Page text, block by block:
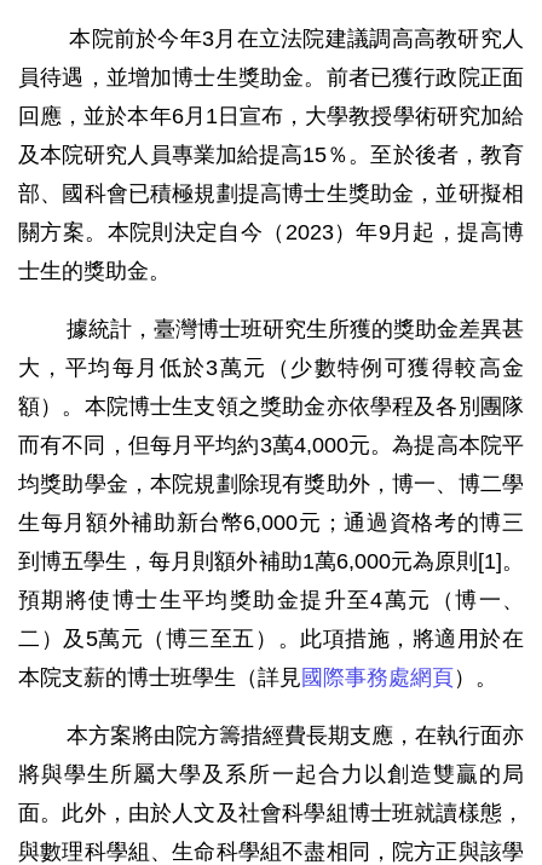
本院前於今年3月在立法院建議調高高教研究人
員待遇，並增加博士生獎助金。前者已獲行政院正面
回應，並於本年6月1日宣布，大學教授學術研究加給
及本院研究人員專業加給提高15％。至於後者，教育
部、國科會已積極規劃提高博士生獎助金，並研擬相
關方案。本院則決定自今（2023）年9月起，提高博
士生的獎助金。
據統計，臺灣博士班研究生所獲的獎助金差異甚
大，平均每月低於3萬元（少數特例可獲得較高金
額）。本院博士生支領之獎助金亦依學程及各別團隊
而有不同，但每月平均約3萬4,000元。為提高本院平
均獎助學金，本院規劃除現有獎助外，博一、博二學
生每月額外補助新台幣6,000元；通過資格考的博三
到博五學生，每月則額外補助1萬6,000元為原則 [1]。
預期將使博士生平均獎助金提升至4萬元（博一、
二）及5萬元（博三至五）。此項措施，將適用於在
本院支薪的博士班學生（詳見 國際事務處網頁 ）。
本方案將由院方籌措經費長期支應，在執行面亦
將與學生所屬大學及系所一起合力以創造雙贏的局
面。此外，由於人文及社會科學組博士班就讀樣態，
與數理科學組、生命科學組不盡相同，院方正與該學